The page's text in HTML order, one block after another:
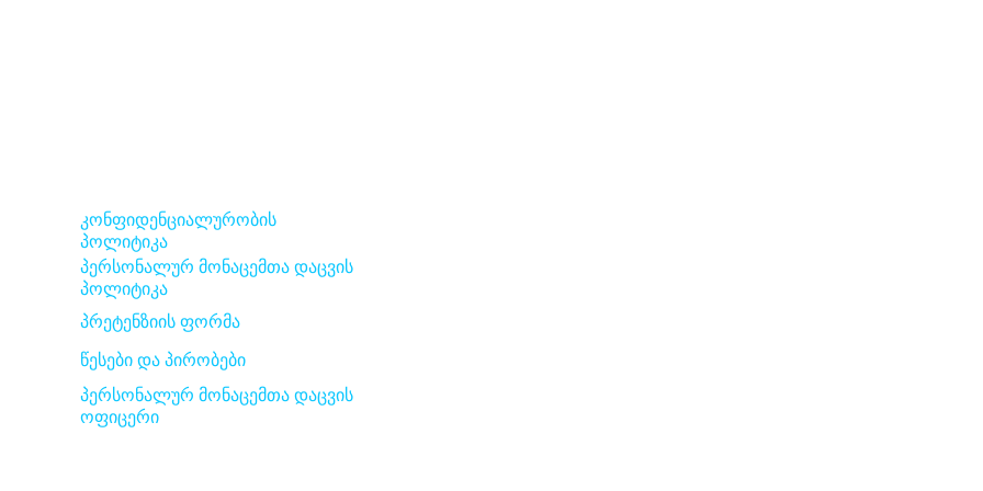
კონფიდენციალურობის
პოლიტიკა
პერსონალურ მონაცემთა დაცვის
პოლიტიკა
პრეტენზიის ფორმა
წესები და პირობები
პერსონალურ მონაცემთა დაცვის
ოფიცერი